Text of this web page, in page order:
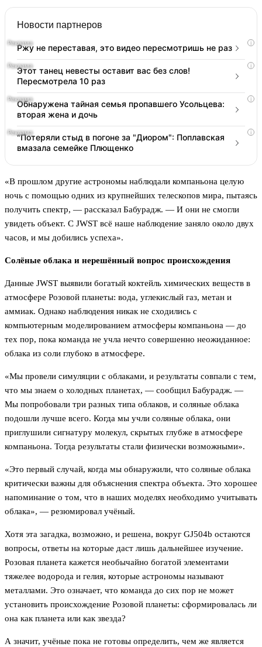
Новости партнеров
i
Ржу не переставая, это видео пересмотришь не раз
i
Этот танец невесты оставит вас без слов!
Пересмотрела 10 раз
i
Обнаружена тайная семья пропавшего Усольцева:
вторая жена и дочь
i
"Потеряли стыд в погоне за "Диором": Поплавская
вмазала семейке Плющенко
«В прошлом другие астрономы наблюдали компаньона целую
ночь с помощью одних из крупнейших телескопов мира, пытаясь
получить спектр, — рассказал Бабурадж. — И они не смогли
увидеть объект. С JWST всё наше наблюдение заняло около двух
часов, и мы добились успеха».
Солёные облака и нерешённый вопрос происхождения
Данные JWST выявили богатый коктейль химических веществ в
атмосфере Розовой планеты: вода, углекислый газ, метан и
аммиак. Однако наблюдения никак не сходились с
компьютерным моделированием атмосферы компаньона — до
тех пор, пока команда не учла нечто совершенно неожиданное:
облака из соли глубоко в атмосфере.
«Мы провели симуляции с облаками, и результаты совпали с тем,
что мы знаем о холодных планетах, — сообщил Бабурадж. —
Мы попробовали три разных типа облаков, и соляные облака
подошли лучше всего. Когда мы учли соляные облака, они
приглушили сигнатуру молекул, скрытых глубже в атмосфере
компаньона. Тогда результаты стали физически возможными».
«Это первый случай, когда мы обнаружили, что соляные облака
критически важны для объяснения спектра объекта. Это хорошее
напоминание о том, что в наших моделях необходимо учитывать
облака», — резюмировал учёный.
Хотя эта загадка, возможно, и решена, вокруг GJ504b остаются
вопросы, ответы на которые даст лишь дальнейшее изучение.
Розовая планета кажется необычайно богатой элементами
тяжелее водорода и гелия, которые астрономы называют
металлами. Это означает, что команда до сих пор не может
установить происхождение Розовой планеты: сформировалась ли
она как планета или как звезда?
А значит, учёные пока не готовы определить, чем же является